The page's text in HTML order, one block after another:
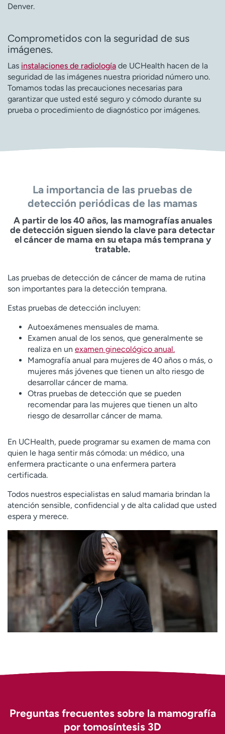
Denver.
Comprometidos con la seguridad de sus
imágenes.
Las instalaciones de radiología de UCHealth hacen de la
seguridad de las imágenes nuestra prioridad número uno.
Tomamos todas las precauciones necesarias para
garantizar que usted esté seguro y cómodo durante su
prueba o procedimiento de diagnóstico por imágenes.
La importancia de las pruebas de
detección periódicas de las mamas
A partir de los 40 años, las mamografías anuales
de detección siguen siendo la clave para detectar
el cáncer de mama en su etapa más temprana y
tratable.
Las pruebas de detección de cáncer de mama de rutina
son importantes para la detección temprana.
Estas pruebas de detección incluyen:
Autoexámenes mensuales de mama.
Examen anual de los senos, que generalmente se
realiza en un examen ginecológico anual.
Mamografía anual para mujeres de 40 años o más, o
mujeres más jóvenes que tienen un alto riesgo de
desarrollar cáncer de mama.
Otras pruebas de detección que se pueden
recomendar para las mujeres que tienen un alto
riesgo de desarrollar cáncer de mama.
En UCHealth, puede programar su examen de mama con
quien le haga sentir más cómoda: un médico, una
enfermera practicante o una enfermera partera
certificada.
Todos nuestros especialistas en salud mamaria brindan la
atención sensible, confidencial y de alta calidad que usted
espera y merece.
Preguntas frecuentes sobre la mamografía
por tomosíntesis 3D